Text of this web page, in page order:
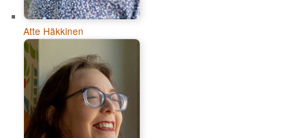
Atte Häkkinen